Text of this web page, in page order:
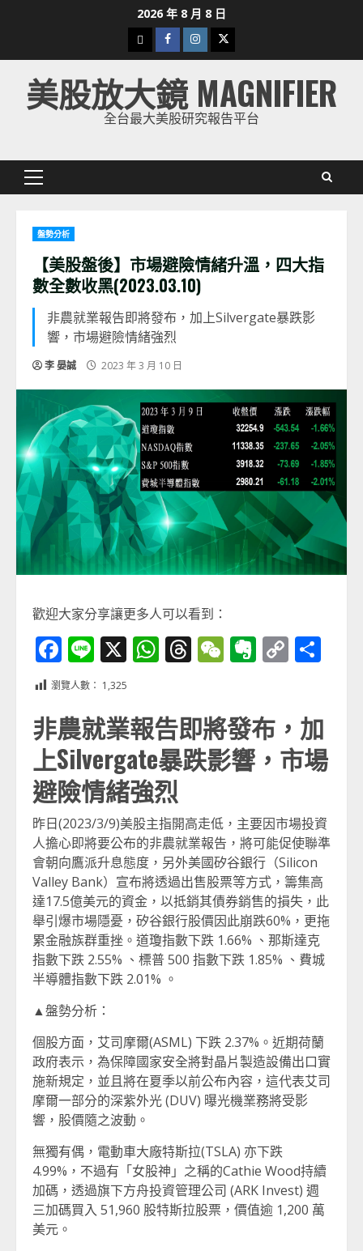
2026 年 8 月 8 日
下
載
美
股
Facebook
Instagram
Twitter
美股放大鏡 MAGNIFIER
全台最大美股研究報告平台
Primary
盤勢分析
【美股盤後】市場避險情緒升溫，四大指
數全數收黑(2023.03.10)
非農就業報告即將發布，加上Silvergate暴跌影
響，市場避險情緒強烈
李 晏誠 2023 年 3 月 10 日
歡迎大家分享讓更多人可以看到：
Facebook
Line
X WhatsApp
Threads
WeChat
Evernote
Copy
瀏覽人數： 1,325
非農就業報告即將發布，加
上Silvergate暴跌影響，市場
避險情緒強烈
昨日(2023/3/9)美股主指開高走低，主要因市場投資
人擔心即將要公布的非農就業報告，將可能促使聯準
會朝向鷹派升息態度，另外美國矽谷銀行（Silicon
Valley Bank）宣布將透過出售股票等方式，籌集高
達17.5億美元的資金，以抵銷其債券銷售的損失，此
舉引爆市場隱憂，矽谷銀行股價因此崩跌60%，更拖
累金融族群重挫。道瓊指數下跌 1.66% 、那斯達克
指數下跌 2.55% 、標普 500 指數下跌 1.85% 、費城
半導體指數下跌 2.01% 。
▲盤勢分析：
個股方面，艾司摩爾(ASML) 下跌 2.37%。近期荷蘭
政府表示，為保障國家安全將對晶片製造設備出口實
施新規定，並且將在夏季以前公布內容，這代表艾司
摩爾一部分的深紫外光 (DUV) 曝光機業務將受影
響，股價隨之波動。
無獨有偶，電動車大廠特斯拉(TSLA) 亦下跌
4.99%，不過有「女股神」之稱的Cathie Wood持續
加碼，透過旗下方舟投資管理公司 (ARK Invest) 週
三加碼買入 51,960 股特斯拉股票，價值逾 1,200 萬
美元。